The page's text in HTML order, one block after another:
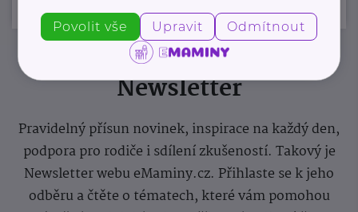
Newsletter
Pravidelný přísun novinek, inspirace na každý den,
podpora pro rodiče i sdílení zkušeností. Takový je
Newsletter webu eMaminy.cz. Přihlaste se k jeho
odběru a čtěte o tématech, které vám pomohou
Povolit vše Upravit Odmítnout